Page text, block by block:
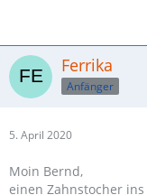
Ferrika
Anfänger
5. April 2020
Moin Bernd,
einen Zahnstocher